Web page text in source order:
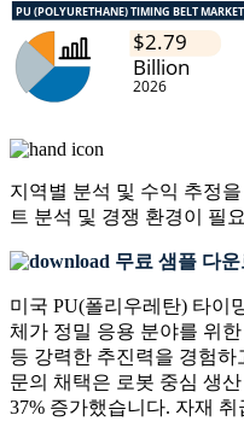
지역별 분석 및 수익 추정을
트 분석 및 경쟁 환경이 필
무료 샘플 다
미국 PU(폴리우레탄) 타이
체가 정밀 응용 분야를 위
등 강력한 추진력을 경험
문의 채택은 로봇 중심 생
37% 증가했습니다. 자재